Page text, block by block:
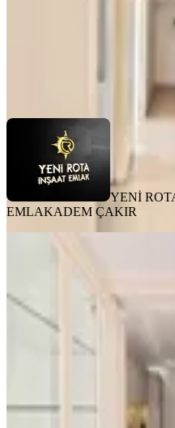
YENİ
EMLAKADEM ÇAKIR
Onikişubat,
205 m²